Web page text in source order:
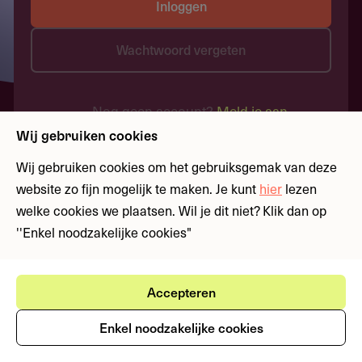
Inloggen
Wachtwoord vergeten
Nog geen account?Meld je aan
Wij gebruiken cookies
Wij gebruiken cookies om het gebruiksgemak van deze
website zo fijn mogelijk te maken. Je kunt hier lezen
welke cookies we plaatsen. Wil je dit niet? Klik dan op
''Enkel noodzakelijke cookies"
Accepteren
Enkel noodzakelijke cookies